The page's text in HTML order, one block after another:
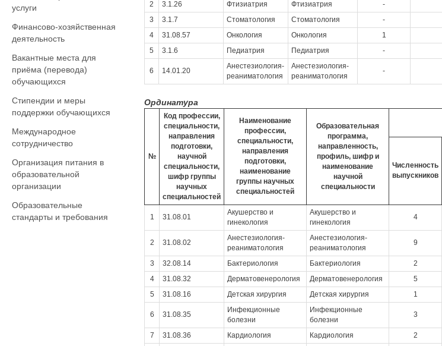
услуги
Финансово-хозяйственная
деятельность
Вакантные места для
приёма (перевода)
обучающихся
Стипендии и меры
поддержки обучающихся
Международное
сотрудничество
Организация питания в
образовательной
организации
Образовательные
стандарты и требования
2 3.1.26 Фтизиатрия Фтизиатрия -
3
3.1.7 Стоматология Стоматология -
4
31.08.57 Онкология Онкология 1
5
3.1.6 Педиатрия Педиатрия -
6 14.01.20
Анестезиология-
реаниматология
Анестезиология-
реаниматология
-
Ординатура
№
Код профессии,
специальности,
направления
подготовки,
научной
специальности,
шифр группы
научных
специальностей
Наименование
профессии,
специальности,
направления
подготовки,
наименование
группы научных
специальностей
Образовательная
программа,
направленность,
профиль, шифр и
наименование
научной
специальности
Численность
выпускников
1 31.08.01
Акушерство и
гинекология
Акушерство и
гинекология
4
2 31.08.02
Анестезиология-
реаниматология
Анестезиология-
реаниматология
9
3 32.08.14 Бактериология Бактериология 2
4
31.08.32 Дерматовенерология Дерматовенерология 5
5
31.08.16 Детская хирургия Детская хирургия 1
6 31.08.35
Инфекционные
болезни
Инфекционные
болезни
3
7 31.08.36 Кардиология Кардиология 2